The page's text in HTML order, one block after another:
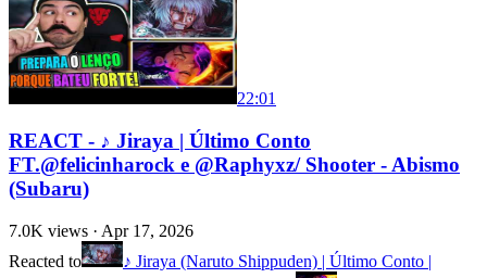
22:01
REACT - ♪ Jiraya | Último Conto
FT.@felicinharock e ‪@Raphyxz/ Shooter - Abismo
(Subaru)
7.0K views · Apr 17, 2026
Reacted to
♪ Jiraya (Naruto Shippuden) | Último Conto |